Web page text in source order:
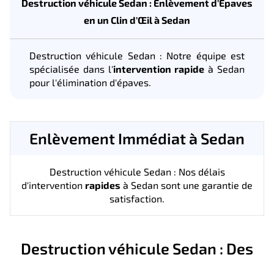
Destruction véhicule Sedan : Enlèvement d'Épaves
en un Clin d'Œil à Sedan
Destruction véhicule Sedan : Notre équipe est
spécialisée dans l'intervention rapide à Sedan
pour l'élimination d'épaves.
Enlèvement Immédiat à Sedan
Destruction véhicule Sedan : Nos délais
d'intervention rapides à Sedan sont une garantie de
satisfaction.
Destruction véhicule Sedan : Des